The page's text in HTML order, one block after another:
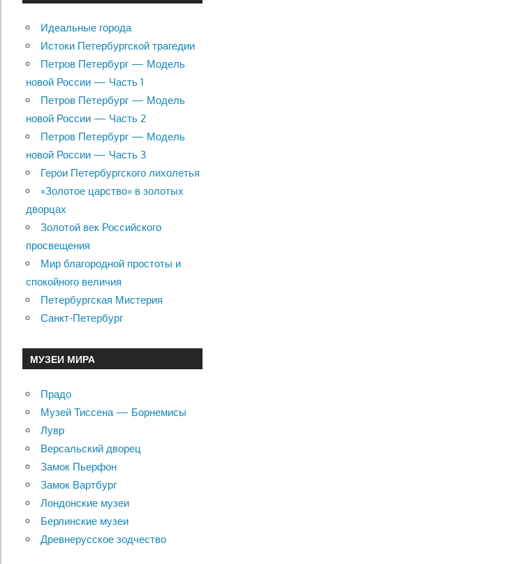
Идеальные города
Истоки Петербургской трагедии
Петров Петербург — Модель
новой России — Часть 1
Петров Петербург — Модель
новой России — Часть 2
Петров Петербург — Модель
новой России — Часть 3
Герои Петербургского лихолетья
«Золотое царство» в золотых
дворцах
Золотой век Российского
просвещения
Мир благородной простоты и
спокойного величия
Петербургская Мистерия
Санкт-Петербург
МУЗЕИ МИРА
Прадо
Музей Тиссена — Борнемисы
Лувр
Версальский дворец
Замок Пьерфон
Замок Вартбург
Лондонские музеи
Берлинские музеи
Древнерусское зодчество